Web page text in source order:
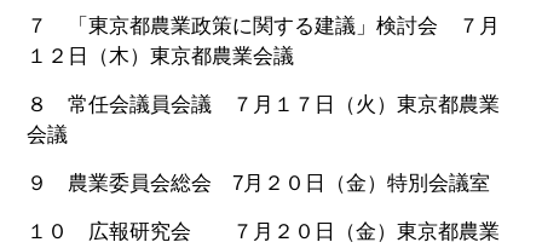
７ 「東京都農業政策に関する建議」検討会 ７月
１２日（木）東京都農業会議
８ 常任会議員会議 ７月１７日（火）東京都農業
会議
９ 農業委員会総会 7月２０日（金）特別会議室
１０ 広報研究会 ７月２０日（金）東京都農業